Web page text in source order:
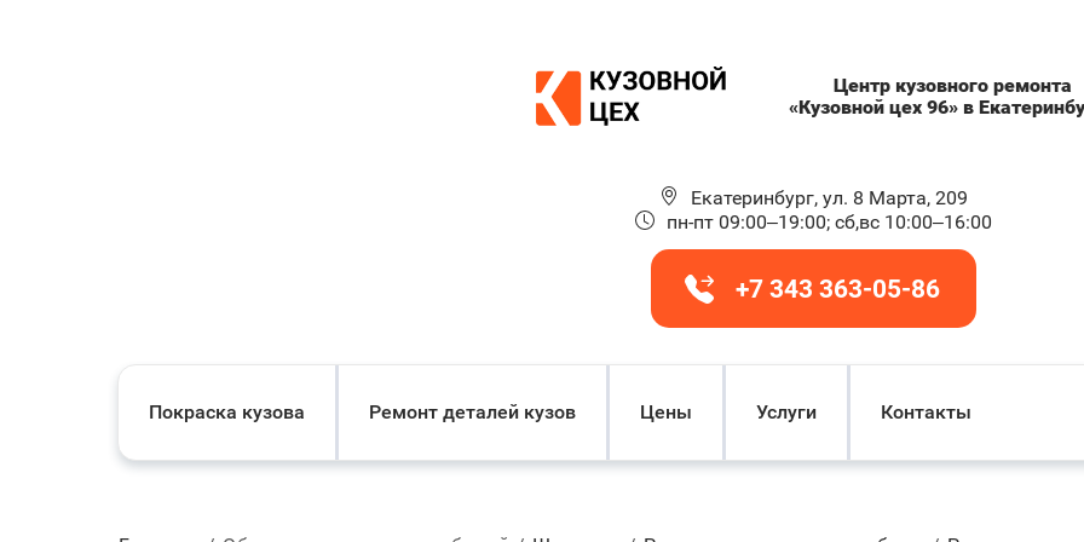
Центр кузовного ремонта
«Кузовной цех 96» в
Екатеринбург, ул. 8 Марта, 209
пн-пт 09:00–19:00; сб,вс 10:00–16:00
+7 343 363-05-86
Покраска кузова Ремонт деталей кузов Цены Услуги Контакты